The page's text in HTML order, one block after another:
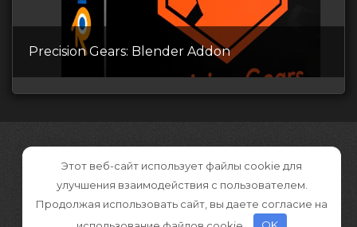
Precision Gears: Blender Addon
Этот веб-сайт использует файлы cookie для
улучшения взаимодействия с пользователем.
Продолжая использовать сайт, вы даете согласие на